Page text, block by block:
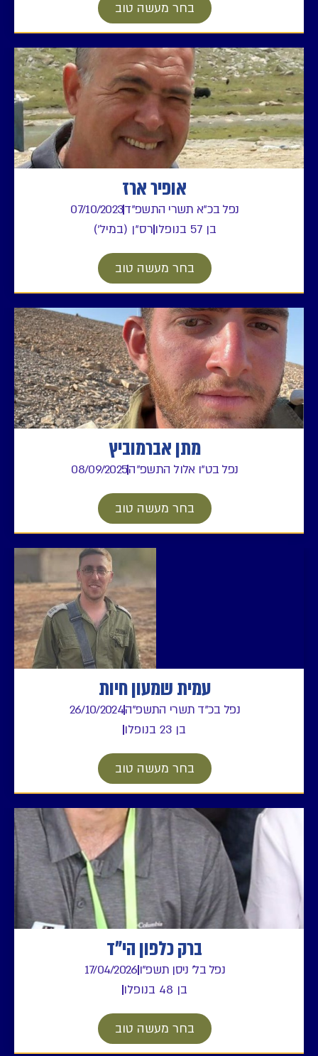
בחר מעשה טוב
אופיר ארז
נפל בכ"א תשרי התשפ"ד07/10/2023
בן 57 בנופלו
רס"ן (במיל')
בחר מעשה טוב
מתן אברמוביץ
נפל בט"ו אלול התשפ"ה08/09/2025
בחר מעשה טוב
עמית שמעון חיות
נפל בכ"ד תשרי התשפ"ה26/10/2024
בן 23 בנופלו
בחר מעשה טוב
ברק כלפון הי"ד
נפל בל' ניסן תשפ"ו17/04/2026
בן 48 בנופלו
בחר מעשה טוב